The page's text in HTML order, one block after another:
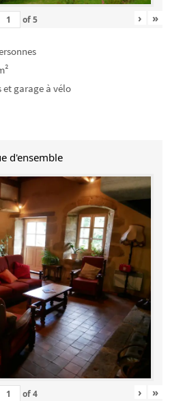
of5 › »
garage à vélo
d'ensemble
of4 › »